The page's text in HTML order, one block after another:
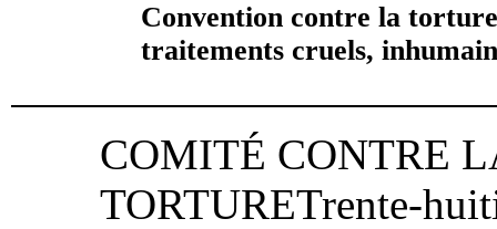
Convention contre la
traitements cruels,
COMITÉ CONTRE